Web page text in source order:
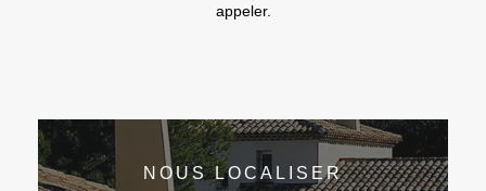
appeler.
NOUS LOCALISER